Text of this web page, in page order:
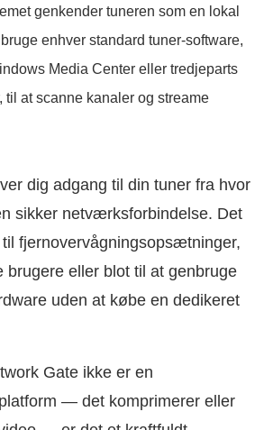
genkender tuneren som en lokal
enhver standard tuner-software,
Media Center eller tredjeparts
at scanne kanaler og streame
dig adgang til din tuner fra hvor
sikker netværksforbindelse. Det
fjernovervågningsopsætninger,
brugere eller blot til at genbruge
uden at købe en dedikeret
Gate ikke er en
— det komprimerer eller